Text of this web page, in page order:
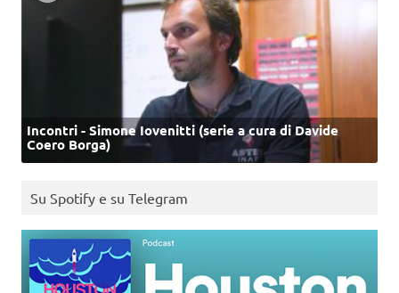
Incontri - Simone Iovenitti (serie a cura di Davide
Coero Borga)
Su Spotify e su Telegram